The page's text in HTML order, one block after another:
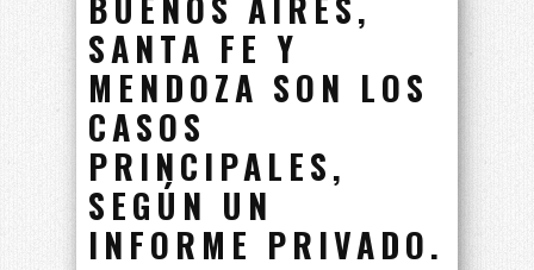
SANTA FE Y
MENDOZA SON LOS
CASOS
PRINCIPALES,
SEGÚN UN
INFORME PRIVADO.